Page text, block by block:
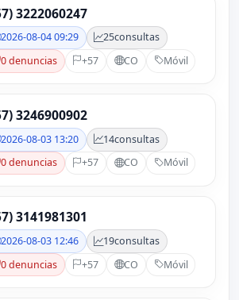
3222060247
2026-08-04 09:29 25consultas
0 denuncias
+57 CO Móvil
3246900902
2026-08-03 13:20 14consultas
0 denuncias
+57 CO Móvil
3141981301
2026-08-03 12:46 19consultas
0 denuncias
+57 CO Móvil